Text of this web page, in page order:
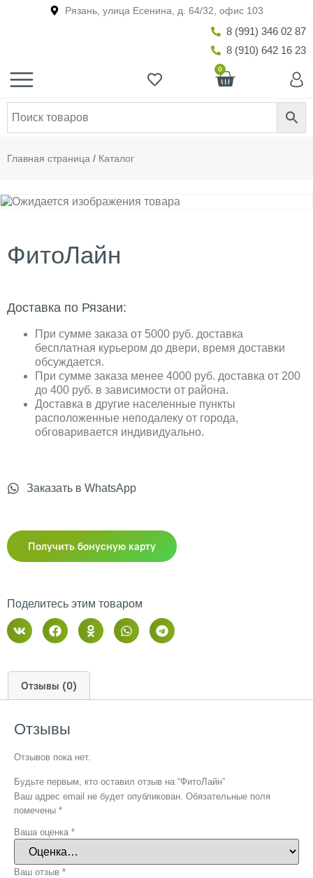
Рязань, улица Есенина, д. 64/32, офис 103
8 (991) 346 02 87
8 (910) 642 16 23
0
Главная страница / Каталог
ФитоЛайн
Доставка по Рязани:
При сумме заказа от 5000 руб. доставка
бесплатная курьером до двери, время доставки
обсуждается.
При сумме заказа менее 4000 руб. доставка от 200
до 400 руб. в зависимости от района.
Доставка в другие населенные пункты
расположенные неподалеку от города,
обговаривается индивидуально.
Заказать в WhatsApp
Получить бонусную карту
Поделитесь этим товаром
Отзывы (0)
Отзывы
Отзывов пока нет.
Будьте первым, кто оставил отзыв на “ФитоЛайн”
Ваш адрес email не будет опубликован. Обязательные поля
помечены *
Ваша оценка *
Ваш отзыв *